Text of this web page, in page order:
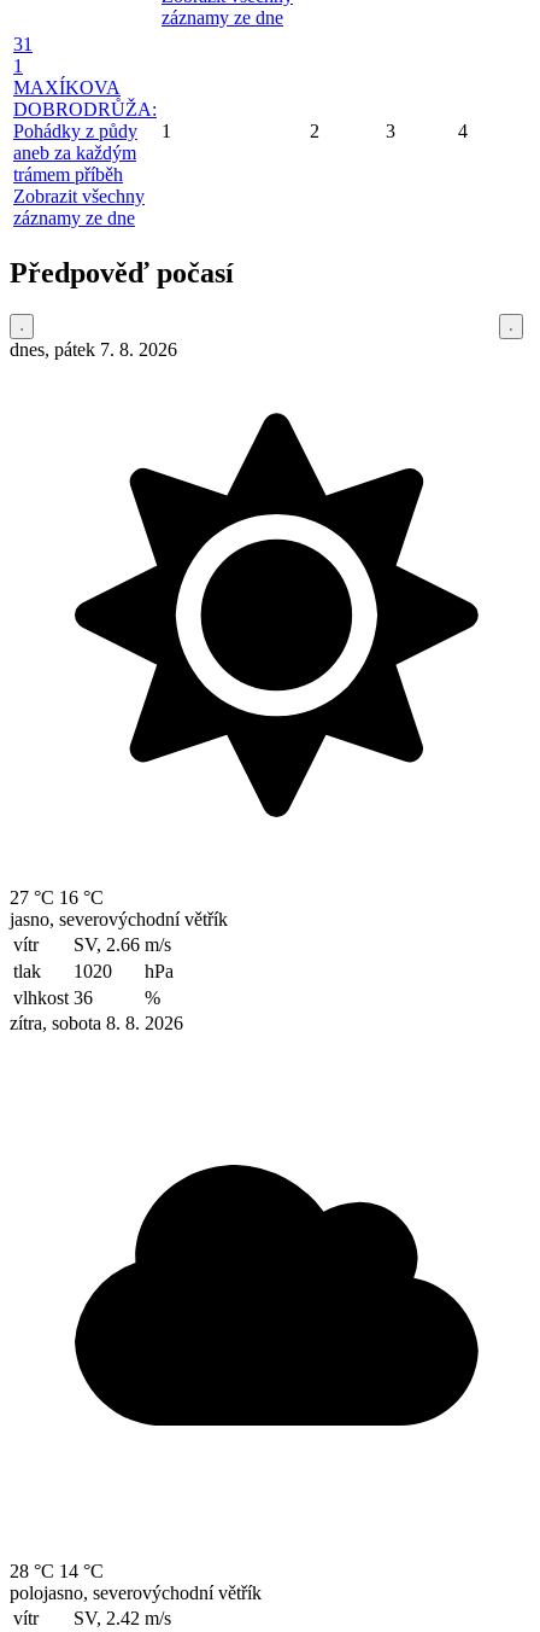
záznamy ze dne
31
1
MAXÍKOVA
DOBRODRŮŽA:
Pohádky z půdy
aneb za každým
trámem příběh
Zobrazit všechny
záznamy ze dne
1 2 3 4
Předpověď počasí
dnes, pátek 7. 8. 2026
27 °C 16 °C
jasno, severovýchodní větřík
vítr
SV, 2.66 m/s
tlak
1020
hPa
vlhkost 36
%
zítra, sobota 8. 8. 2026
28 °C 14 °C
polojasno, severovýchodní větřík
vítr
SV, 2.42 m/s